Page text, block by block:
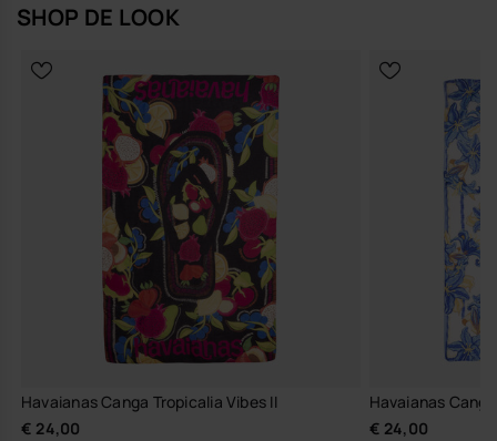
SHOP DE LOOK
Havaianas Canga Tropicalia Vibes II
€ 24,00
Havaianas
€ 24,00